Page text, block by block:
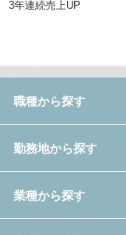
3年連続売上UP
職種から探す
勤務地から探す
業種から探す